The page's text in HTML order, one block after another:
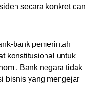
secara konkret dan
bank pemerintah
konstitusional untuk
Bank negara tidak
bisnis yang mengejar